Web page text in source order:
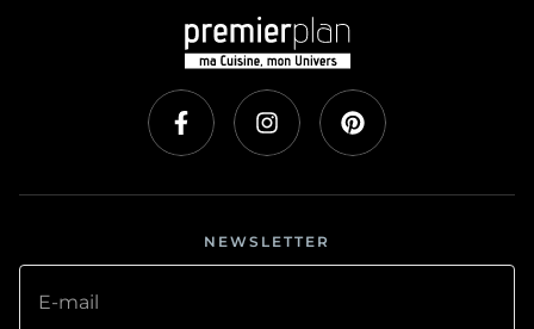
NEWSLETTER
E-mail